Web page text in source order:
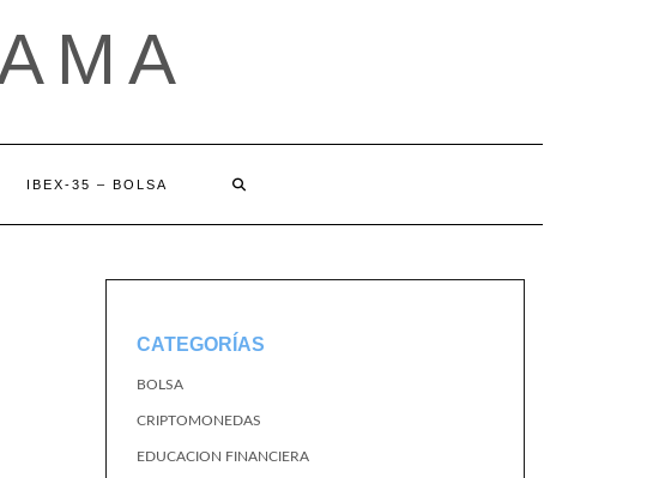
IBEX-35 – BOLSA
CATEGORÍAS
BOLSA
CRIPTOMONEDAS
EDUCACION FINANCIERA